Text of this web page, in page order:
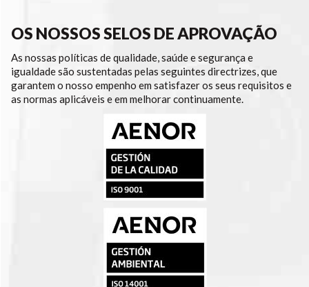
OS NOSSOS SELOS DE APROVAÇÃO
As nossas políticas de qualidade, saúde e segurança e
igualdade são sustentadas pelas seguintes directrizes, que
garantem o nosso empenho em satisfazer os seus requisitos e
as normas aplicáveis e em melhorar continuamente.